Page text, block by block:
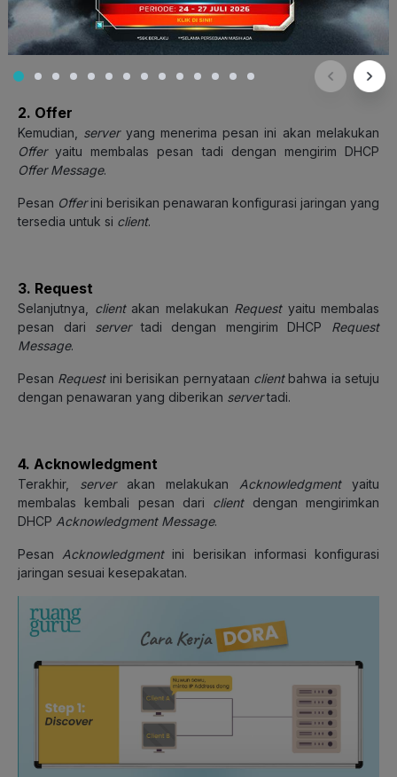
Jadi,clientakan mengirim pesan kepada serveruntuk
memberitahukan bahwaclienttersebut butuh konfigurasi
jaringan.
2. Offer
Kemudian, server yang menerima pesan ini akan melakukan
Offeryaitu membalas pesan tadi dengan mengirim DHCP
Offer Message.
Pesan Offerini berisikan penawaran konfigurasi jaringan yang
tersedia untuk si client.
3. Request
Selanjutnya, client akan melakukan Request yaitu membalas
pesan dari servertadi dengan mengirim DHCP Request
Message.
Pesan Request ini berisikan pernyataan client bahwa ia setuju
dengan penawaran yang diberikan servertadi.
4. Acknowledgment
Terakhir, server akan melakukan Acknowledgment yaitu
membalas kembali pesan dari client dengan mengirimkan
DHCP Acknowledgment Message.
PesanAcknowledgment ini berisikan informasi konfigurasi
jaringan sesuai kesepakatan.